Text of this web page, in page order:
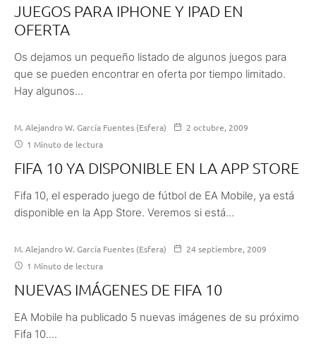
JUEGOS PARA IPHONE Y IPAD EN
OFERTA
Os dejamos un pequeño listado de algunos juegos para
que se pueden encontrar en oferta por tiempo limitado.
Hay algunos...
M. Alejandro W. García Fuentes (Esfera)
2 octubre, 2009
1 Minuto de lectura
FIFA 10 YA DISPONIBLE EN LA APP STORE
Fifa 10, el esperado juego de fútbol de EA Mobile, ya está
disponible en la App Store. Veremos si está...
M. Alejandro W. García Fuentes (Esfera)
24 septiembre, 2009
1 Minuto de lectura
NUEVAS IMÁGENES DE FIFA 10
EA Mobile ha publicado 5 nuevas imágenes de su próximo
Fifa 10....